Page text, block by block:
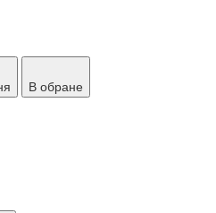
В обране